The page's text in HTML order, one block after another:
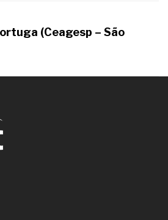
(Ceagesp – São